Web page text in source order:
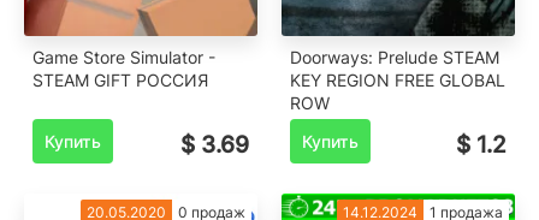
Game Store Simulator -
STEAM GIFT РОССИЯ
Купить $ 3.69
Doorways: Prelude STEAM
KEY REGION FREE GLOBAL
ROW
Купить
$ 1.2
20.05.2020 0 продаж 14.12.2024 1 продажа